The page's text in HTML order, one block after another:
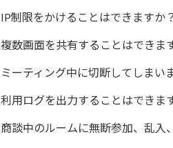
IP制限をかけることはできますか？
複数画面を共有することはできま
ミーティング中に切断してしまい
利用ログを出力することはできま
商談中のルームに無断参加、乱入